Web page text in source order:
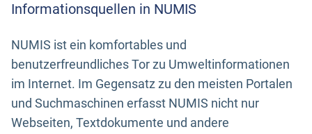
Informationsquellen in NUMIS
NUMIS ist ein komfortables und
benutzerfreundliches Tor zu Umweltinformationen
im Internet. Im Gegensatz zu den meisten Portalen
und Suchmaschinen erfasst NUMIS nicht nur
Webseiten, Textdokumente und andere